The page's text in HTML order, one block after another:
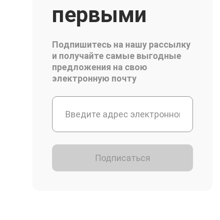
первыми
Подпишитесь на нашу рассылку
и получайте самые выгодные
предложения на свою
электронную почту
Подписаться